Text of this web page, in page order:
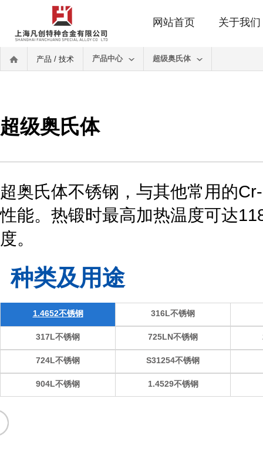
网站首页 关于我们
产品 / 技术 产品中心 超级奥氏体
超级奥氏体
超奥氏体不锈钢，与其他常用的
性能。热锻时最高加热温度可达
度。
种类及用途
1.4652不锈钢 316L不锈钢
317L不锈钢 725LN不锈钢
724L不锈钢 S31254不锈钢
904L不锈钢 1.4529不锈钢